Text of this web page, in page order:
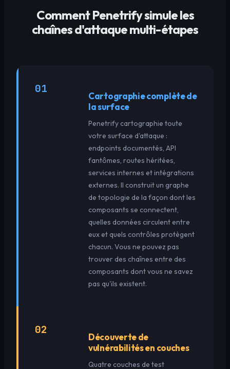
Comment Penetrify simule les
chaînes d'attaque multi-étapes
01
Cartographie complète de
la surface
Penetrify cartographie toute
votre surface d'attaque :
endpoints documentés, API
fantômes, routes héritées,
services internes et intégrations
externes. Il construit un graphe
de topologie de la façon dont les
composants se connectent,
quelles données circulent entre
eux et quels contrôles protègent
chacun. Vous ne pouvez pas
trouver des chaînes entre des
composants dont vous ne savez
pas qu'ils existent.
02
Découverte de
vulnérabilités en couches
Quatre couches de test